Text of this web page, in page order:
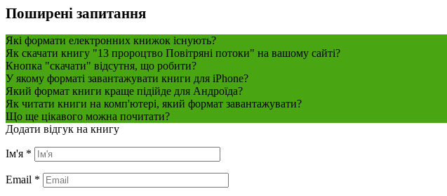
Поширені запитання
Які формати електронних книжок існують?
Як скачати книгу "13 пророцтво Повітряні потоки" на вашому сайті?
Кнопка "скачати" відсутня, що робити?
У якому форматі завантажувати книги для iPhone?
Який формат книги краще підійде для Андроїда?
Як читати книги на комп'ютері, який формат завантажувати?
Що ще цікавого можна почитати?
Додати відгук на книгу
Ім'я *
Email *